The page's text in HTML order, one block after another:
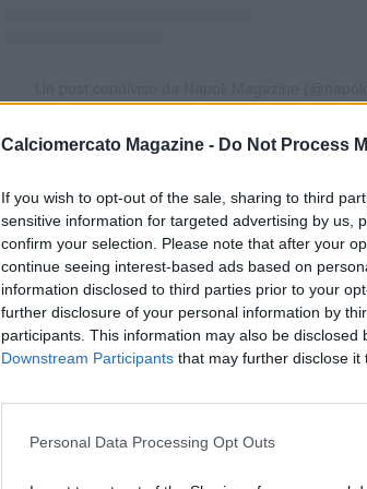
Calciomercato Magazine - Do Not Process
If you wish to opt-out of the sale, sharing to third
sensitive information for targeted advertising by us,
confirm your selection. Please note that after your
continue seeing interest-based ads based on
information disclosed to third parties prior to your
further disclosure of your personal information by
participants. This information may also be disclosed
Downstream Participants that may further disclose it
Personal Data Processing Opt Outs
08.07 14:24 - NM LIVE - de
nuova maglia del Napoli
mercato? C'è tanto
rosa va sfoltita, ma ci
situazioni da valutare"
24.06 14:21 - NM LIVE - de
"Messi-Maradona? Il
esiste, Diego era un vero
dal futuro di De Bruyne e
29.05 14:48 - NM LIVE -
rispetto Allegri, ha